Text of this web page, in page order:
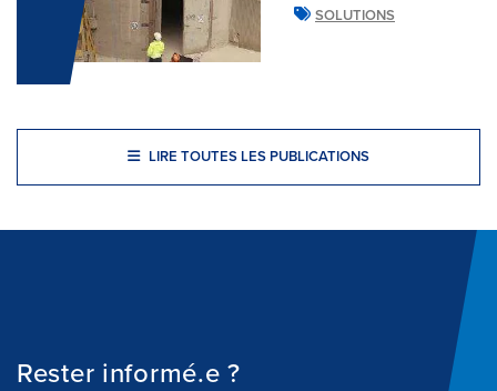
SOLUTIONS
LIRE TOUTES LES PUBLICATIONS
Rester informé.e ?